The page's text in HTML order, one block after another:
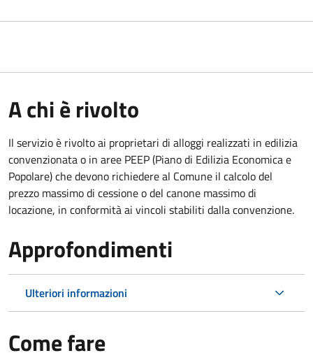
A chi è rivolto
Il servizio è rivolto ai proprietari di alloggi realizzati in edilizia
convenzionata o in aree PEEP (Piano di Edilizia Economica e
Popolare) che devono richiedere al Comune il calcolo del
prezzo massimo di cessione o del canone massimo di
locazione, in conformità ai vincoli stabiliti dalla convenzione.
Approfondimenti
Ulteriori informazioni
Come fare